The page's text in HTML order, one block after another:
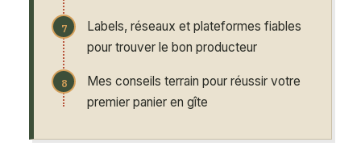
Labels, réseaux et plateformes fiables
pour trouver le bon producteur
Mes conseils terrain pour réussir votre
premier panier en gîte